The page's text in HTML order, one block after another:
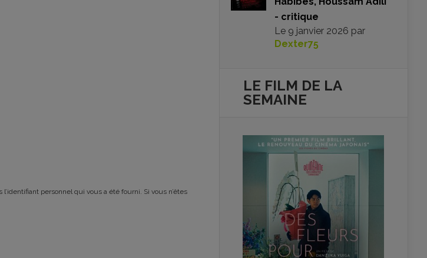
personnel qui vous a été fourni. Si vous n’êtes
- critique
Le 9 janvier 2026 par
Dexter75
LE FILM DE LA
SEMAINE